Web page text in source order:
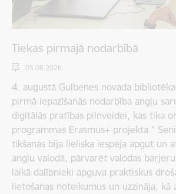
Tiekas pirmajā nodarbībā
05.08.2026.
4. augustā Gulbenes novada
pirmā iepazīšanās nodarbība angļu
digitālās pratības pilnveidei, kas tika
programmas Erasmus+ projekta “
tikšanās bija lieliska iespēja apgūt un
angļu valodā, pārvarēt valodas
laikā dalībnieki apguva praktiskus
lietošanas noteikumus un uzzināja, kā